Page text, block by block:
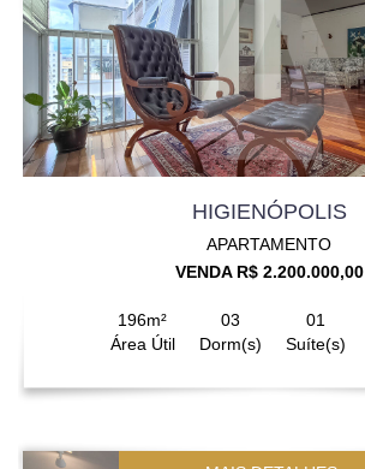
HIGIENÓPOLIS
APARTAMENTO
VENDA R$ 2.200.000,00
196m²
Área Útil
03
Dorm(s)
01
Suíte(s)